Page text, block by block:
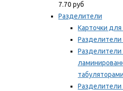
7.70 руб
Разделители
Карточки
Разделители
табуляторами
Разделители